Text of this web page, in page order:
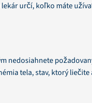
určí, koľko máte
nedosiahnete
tela, stav, ktorý